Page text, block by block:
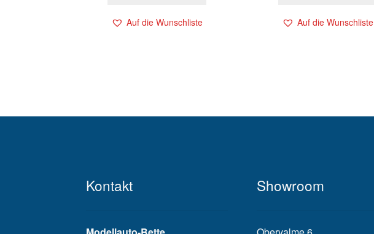
Auf die Wunschliste Auf die Wunschliste
Kontakt Showroom